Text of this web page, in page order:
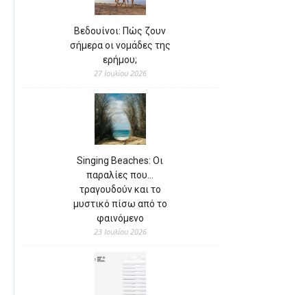
Βεδουίνοι: Πώς ζουν
σήμερα οι νομάδες της
ερήμου;
27 Ιουλίου 2026
Singing Beaches: Οι
παραλίες που…
τραγουδούν και το
μυστικό πίσω από το
φαινόμενο
23 Ιουλίου 2026